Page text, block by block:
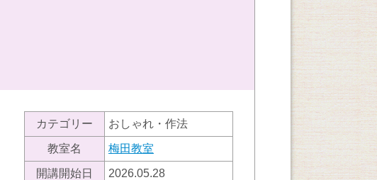
カテゴリー おしゃれ・作法
教室名 梅田教室
開講開始日 2026.05.28